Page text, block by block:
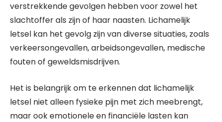
verstrekkende gevolgen hebben voor zowel het
slachtoffer als zijn of haar naasten. Lichamelijk
letsel kan het gevolg zijn van diverse situaties, zoals
verkeersongevallen, arbeidsongevallen, medische
fouten of geweldsmisdrijven.
Het is belangrijk om te erkennen dat lichamelijk
letsel niet alleen fysieke pijn met zich meebrengt,
maar ook emotionele en financiële lasten kan